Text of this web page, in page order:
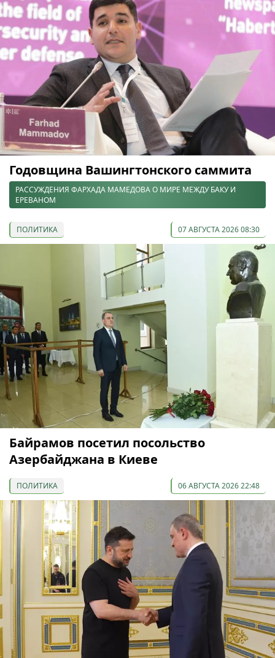
Годовщина Вашингтонского саммита
РАССУЖДЕНИЯ ФАРХАДА МАМЕДОВА О МИРЕ МЕЖДУ БАКУ И
ЕРЕВАНОМ
ПОЛИТИКА 07 АВГУСТА 2026 08:30
Байрамов посетил посольство
Азербайджана в Киеве
ПОЛИТИКА 06 АВГУСТА 2026 22:48